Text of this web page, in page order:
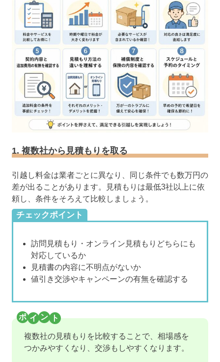
1. 複数社から見積もりを取る
引越し料金は業者ごとに異なり、同じ条件でも数万円の
差が出ることがあります。見積もりは最低3社以上に依
頼し、条件をそろえて比較しましょう。
チェックポイント
訪問見積もり・オンライン見積もりどちらにも
対応しているか
見積書の内容に不明点がないか
値引き交渉やキャンペーンの有無を確認する
複数社の見積もりを比較することで、相場感を
つかみやすくなり、交渉もしやすくなります。